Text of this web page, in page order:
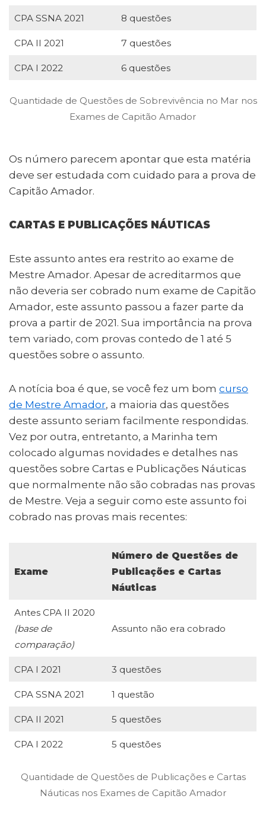
CPA SSNA 2021 8 questões
CPA II 2021 7 questões
CPA I 2022 6 questões
Quantidade de Questões de Sobrevivência no Mar nos
Exames de Capitão Amador
Os número parecem apontar que esta matéria
deve ser estudada com cuidado para a prova de
Capitão Amador.
CARTAS E PUBLICAÇÕES NÁUTICAS
Este assunto antes era restrito ao exame de
Mestre Amador. Apesar de acreditarmos que
não deveria ser cobrado num exame de Capitão
Amador, este assunto passou a fazer parte da
prova a partir de 2021. Sua importância na prova
tem variado, com provas contedo de 1 até 5
questões sobre o assunto.
A notícia boa é que, se você fez um bom curso
de Mestre Amador, a maioria das questões
deste assunto seriam facilmente respondidas.
Vez por outra, entretanto, a Marinha tem
colocado algumas novidades e detalhes nas
questões sobre Cartas e Publicações Náuticas
que normalmente não são cobradas nas provas
de Mestre. Veja a seguir como este assunto foi
cobrado nas provas mais recentes:
Exame
Número de Questões de
Publicações e Cartas
Náuticas
Antes CPA II 2020
(base de
comparação)
Assunto não era cobrado
CPA I 2021 3 questões
CPA SSNA 2021 1 questão
CPA II 2021 5 questões
CPA I 2022 5 questões
Quantidade de Questões de Publicações e Cartas
Náuticas nos Exames de Capitão Amador